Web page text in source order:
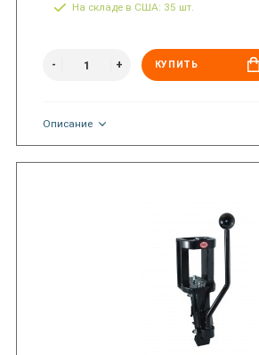
На складе в США: 35 шт.
КУПИТЬ
Описание